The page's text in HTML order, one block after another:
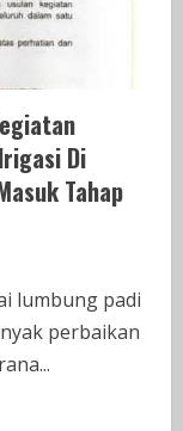
Di
Tahap
lumbung padi
perbaikan